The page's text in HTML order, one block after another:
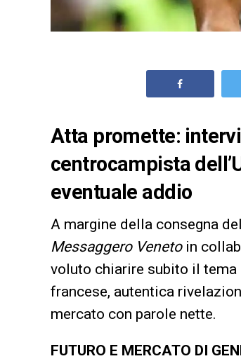
Atta promette:
centrocampista
eventuale addio
A margine della consegna
Messaggero Venetoin
voluto chiarire subito il
francese, autentica
mercato con parole nette.
FUTURO E MERCATO DI